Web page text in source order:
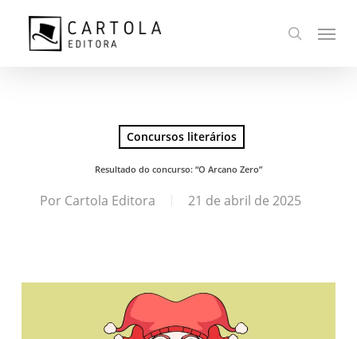
busca
Menu
Concursos literários
Resultado do concurso: “O Arcano Zero”
Por Cartola Editora 21 de abril de 2025